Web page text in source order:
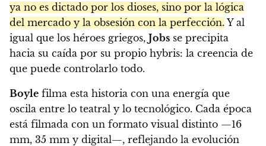
ya no es dictado por los dioses, sino por la lógica
del mercado y la obsesión con la perfección. Y al
igual que los héroes griegos, Jobs se precipita
hacia su caída por su propio hybris: la creencia de
que puede controlarlo todo.
Boyle filma esta historia con una energía que
oscila entre lo teatral y lo tecnológico. Cada época
está filmada con un formato visual distinto —16
mm, 35 mm y digital—, reflejando la evolución